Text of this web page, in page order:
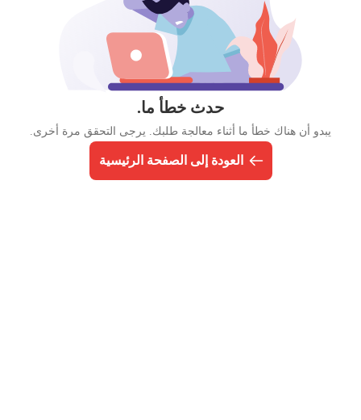
حدث خطأ ما.
يبدو أن هناك خطأ ما أثناء معالجة طلبك. يرجى التحقق مرة أخرى.
العودة إلى الصفحة الرئيسية